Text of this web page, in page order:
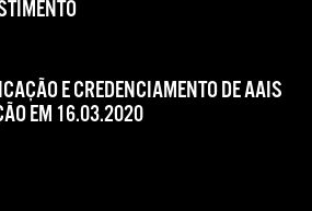
E CREDENCIAMENTO DE AAIS
EM 16.03.2020